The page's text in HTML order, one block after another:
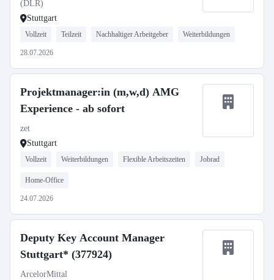
(DLR)
Stuttgart
Vollzeit Teilzeit Nachhaltiger Arbeitgeber Weiterbildungen
28.07.2026
Projektmanager:in (m,w,d) AMG
Experience - ab sofort
zet
Stuttgart
Vollzeit Weiterbildungen Flexible Arbeitszeiten Jobrad
Home-Office
24.07.2026
Deputy Key Account Manager
Stuttgart* (377924)
ArcelorMittal